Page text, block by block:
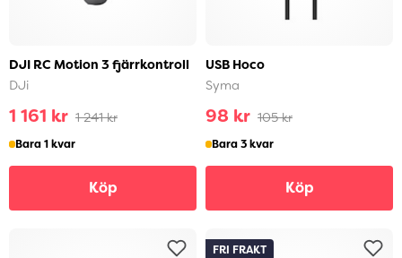
DJI RC Motion 3 fjärrkontroll
DJi
1 161 kr 1 241 kr
Bara 1 kvar
Köp
USB Hoco
Syma
98 kr 105 kr
Bara 3 kvar
Köp
FRI FRAKT